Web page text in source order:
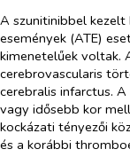
A szunitinibbel
események (ATE)
kimenetelűek voltak.
cerebrovascularis
cerebralis infarctus.
vagy idősebb kor
kockázati tényezői
és a korábbi